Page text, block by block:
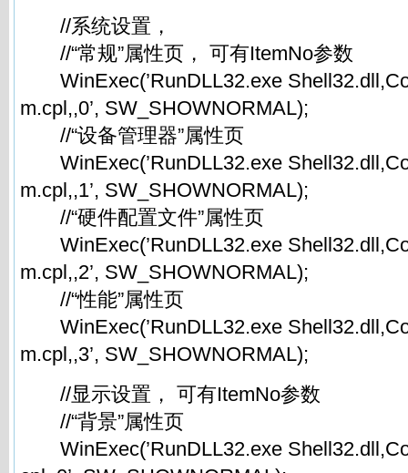
//系统设置，
//“常规”属性页， 可有ItemNo参数
WinExec(’RunDLL32.exe
m.cpl,,0’, SW_SHOWNORMAL);
//“设备管理器”属性页
WinExec(’RunDLL32.exe
m.cpl,,1’, SW_SHOWNORMAL);
//“硬件配置文件”属性页
WinExec(’RunDLL32.exe
m.cpl,,2’, SW_SHOWNORMAL);
//“性能”属性页
WinExec(’RunDLL32.exe
m.cpl,,3’, SW_SHOWNORMAL);
//显示设置， 可有ItemNo参数
//“背景”属性页
WinExec(’RunDLL32.exe